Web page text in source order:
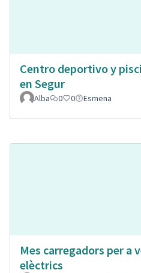
Centro deportivo y
en Segur
Alba
0 0 Esmena
Mes carregadors per a
elèctrics